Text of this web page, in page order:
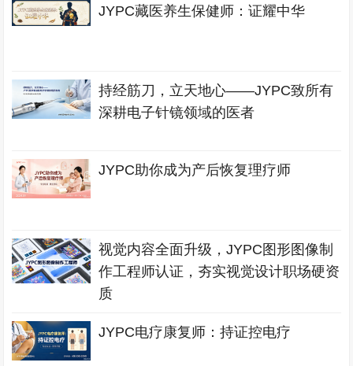
JYPC藏医养生保健师：证耀中华
持经筋刀，立天地心——JYPC致所有
深耕电子针镜领域的医者
JYPC助你成为产后恢复理疗师
视觉内容全面升级，JYPC图形图像制
作工程师认证，夯实视觉设计职场硬资
质
JYPC电疗康复师：持证控电疗